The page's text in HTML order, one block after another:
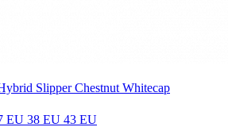
Slipper Chestnut Whitecap
EU 38 EU 43 EU